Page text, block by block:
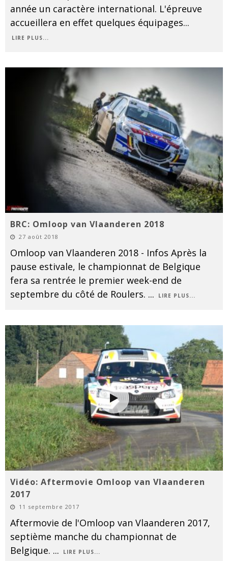
année un caractère international. L'épreuve
accueillera en effet quelques équipages...
LIRE PLUS...
BRC: Omloop van Vlaanderen 2018
27 août 2018
Omloop van Vlaanderen 2018 - Infos Après la
pause estivale, le championnat de Belgique
fera sa rentrée le premier week-end de
septembre du côté de Roulers. ... LIRE PLUS...
Vidéo: Aftermovie Omloop van Vlaanderen
2017
11 septembre 2017
Aftermovie de l'Omloop van Vlaanderen 2017,
septième manche du championnat de
Belgique. ... LIRE PLUS...